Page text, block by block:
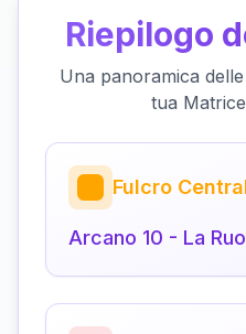
Riepilogo
Una panoramica
tua
Fulcro
Arcano 10 - La